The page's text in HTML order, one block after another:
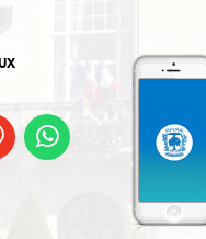
sur
nous
Linkedin
Ecoutez
nos